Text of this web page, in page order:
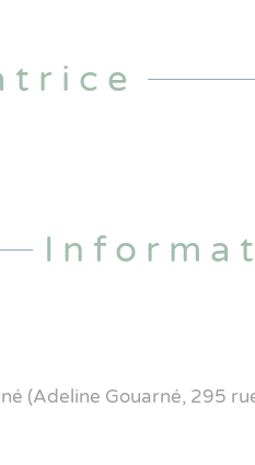
(Adeline Gouarné, 295